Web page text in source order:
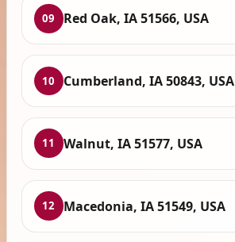
09 Red Oak, IA 51566, USA
10 Cumberland, IA 50843, USA
11 Walnut, IA 51577, USA
12 Macedonia, IA 51549, USA